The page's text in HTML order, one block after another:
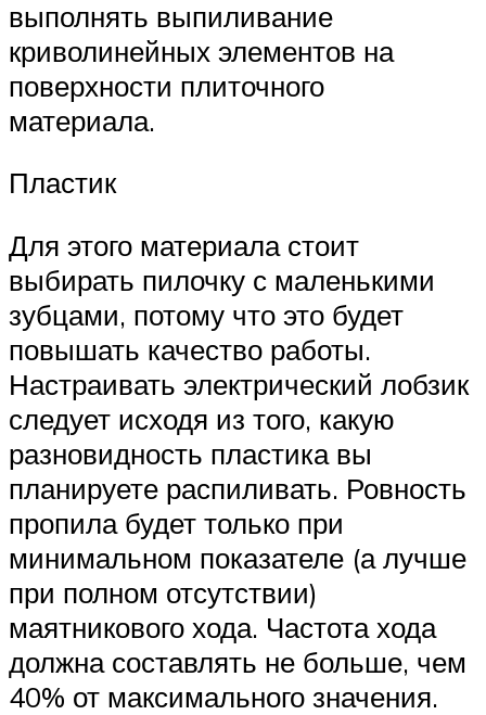
выполнять выпиливание
криволинейных элементов на
поверхности плиточного
материала.
Пластик
Для этого материала стоит
выбирать пилочку с маленькими
зубцами, потому что это будет
повышать качество работы.
Настраивать электрический лобзик
следует исходя из того, какую
разновидность пластика вы
планируете распиливать. Ровность
пропила будет только при
минимальном показателе (а лучше
при полном отсутствии)
маятникового хода. Частота хода
должна составлять не больше, чем
40% от максимального значения.